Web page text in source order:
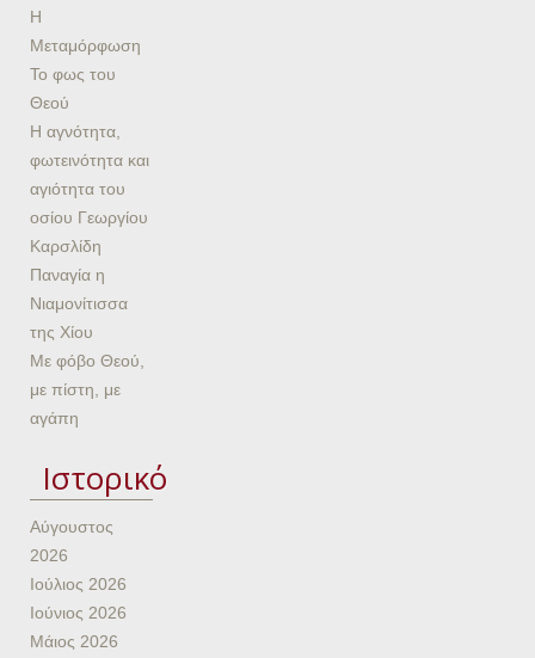
Η
Μεταμόρφωση
Το φως του
Θεού
Η αγνότητα,
φωτεινότητα και
αγιότητα του
οσίου Γεωργίου
Καρσλίδη
Παναγία η
Νιαμονίτισσα
της Χίου
Με φόβο Θεού,
με πίστη, με
αγάπη
Ιστορικό
Αύγουστος
2026
Ιούλιος 2026
Ιούνιος 2026
Μάιος 2026